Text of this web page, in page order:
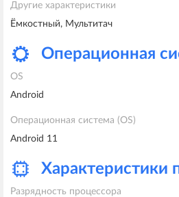
Другие характеристики
Ёмкостный, Мультитач
Oперационная
OS
Android
Oперационная система (OS)
Android 11
Характеристики
Разрядность процессора